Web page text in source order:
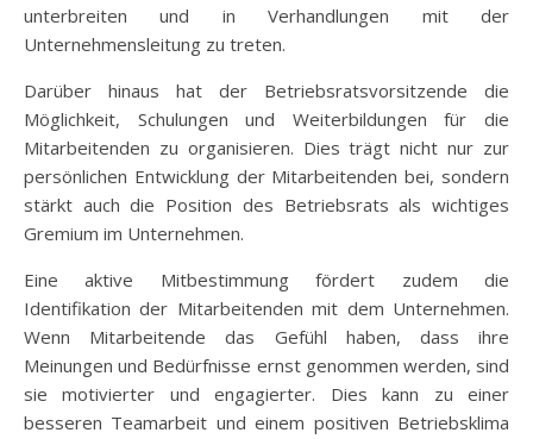
unterbreiten und in Verhandlungen mit der
Unternehmensleitung zu treten.
Darüber hinaus hat der Betriebsratsvorsitzende die
Möglichkeit, Schulungen und Weiterbildungen für die
Mitarbeitenden zu organisieren. Dies trägt nicht nur zur
persönlichen Entwicklung der Mitarbeitenden bei, sondern
stärkt auch die Position des Betriebsrats als wichtiges
Gremium im Unternehmen.
Eine aktive Mitbestimmung fördert zudem die
Identifikation der Mitarbeitenden mit dem Unternehmen.
Wenn Mitarbeitende das Gefühl haben, dass ihre
Meinungen und Bedürfnisse ernst genommen werden, sind
sie motivierter und engagierter. Dies kann zu einer
besseren Teamarbeit und einem positiven Betriebsklima